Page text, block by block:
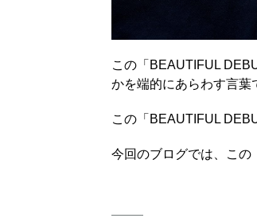
この「BEAUTIFUL
かを端的にあらわす言葉
この「BEAUTIFUL
今回のブログでは、この